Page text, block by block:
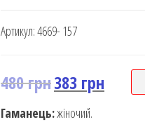
Артикул:4669- 157
480грн383 грн
Гаманець:жіночий.